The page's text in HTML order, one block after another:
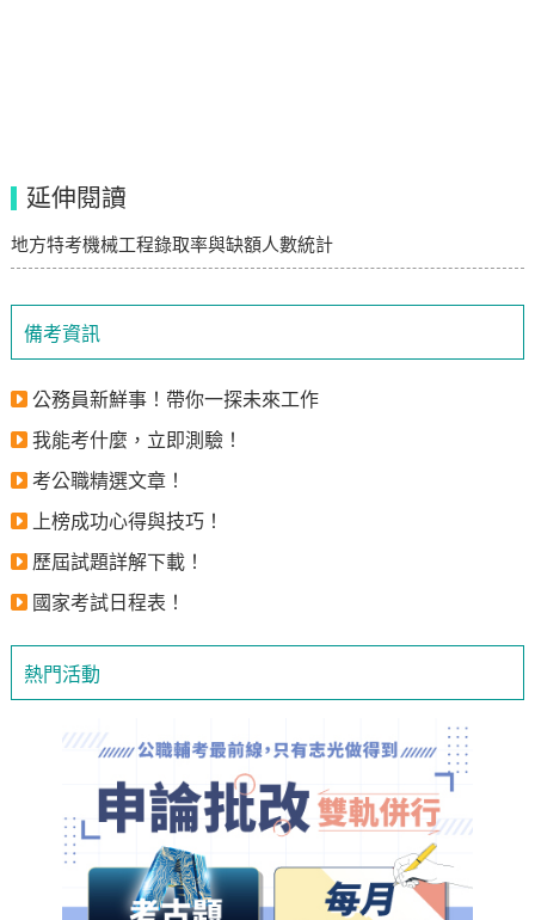
備考資訊
公務員新鮮事！帶你一探未來工作
我能考什麼，立即測驗！
考公職精選文章！
上榜成功心得與技巧！
歷屆試題詳解下載！
國家考試日程表！
熱門活動
延伸閱讀
地方特考機械工程錄取率與缺額人數統計